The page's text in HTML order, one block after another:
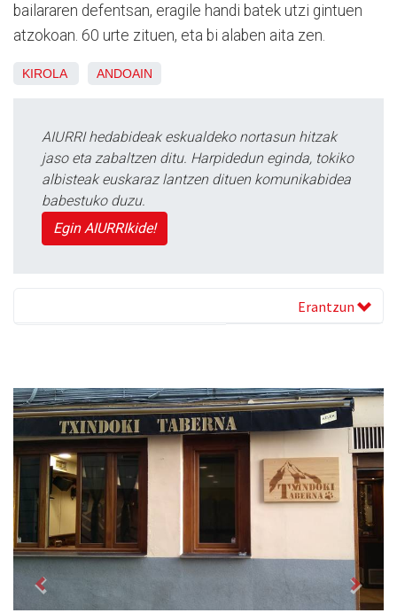
bailararen defentsan, eragile handi batek utzi gintuen
atzokoan. 60 urte zituen, eta bi alaben aita zen.
KIROLA ANDOAIN
AIURRI hedabideak eskualdeko nortasun hitzak
jaso eta zabaltzen ditu. Harpidedun eginda, tokiko
albisteak euskaraz lantzen dituen komunikabidea
babestuko duzu.
Egin AIURRIkide!
Erantzun
Previous Next